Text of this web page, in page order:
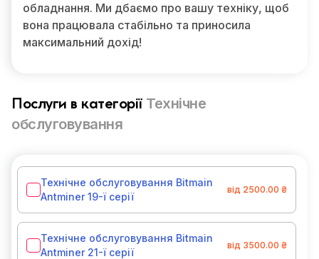
обладнання. Ми дбаємо про вашу техніку, щоб
вона працювала стабільно та приносила
максимальний дохід!
Послуги в категорії Технічне
обслуговування
Технічне обслуговування Bitmain
Antminer 19-ї серії
від 2500.00 ₴
Технічне обслуговування Bitmain
Antminer 21-ї серії
від 3500.00 ₴